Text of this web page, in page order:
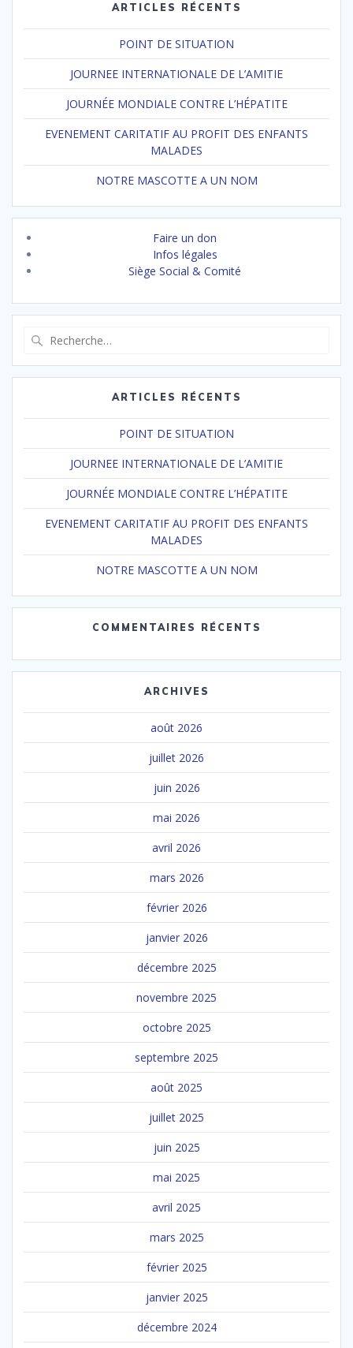
ARTICLES RÉCENTS
POINT DE SITUATION
JOURNEE INTERNATIONALE DE L’AMITIE
JOURNÉE MONDIALE CONTRE L’HÉPATITE
EVENEMENT CARITATIF AU PROFIT DES ENFANTS
MALADES
NOTRE MASCOTTE A UN NOM
Faire un don
Infos légales
Siège Social & Comité
:
ARTICLES RÉCENTS
POINT DE SITUATION
JOURNEE INTERNATIONALE DE L’AMITIE
JOURNÉE MONDIALE CONTRE L’HÉPATITE
EVENEMENT CARITATIF AU PROFIT DES ENFANTS
MALADES
NOTRE MASCOTTE A UN NOM
COMMENTAIRES RÉCENTS
ARCHIVES
août 2026
juillet 2026
juin 2026
mai 2026
avril 2026
mars 2026
février 2026
janvier 2026
décembre 2025
novembre 2025
octobre 2025
septembre 2025
août 2025
juillet 2025
juin 2025
mai 2025
avril 2025
mars 2025
février 2025
janvier 2025
décembre 2024